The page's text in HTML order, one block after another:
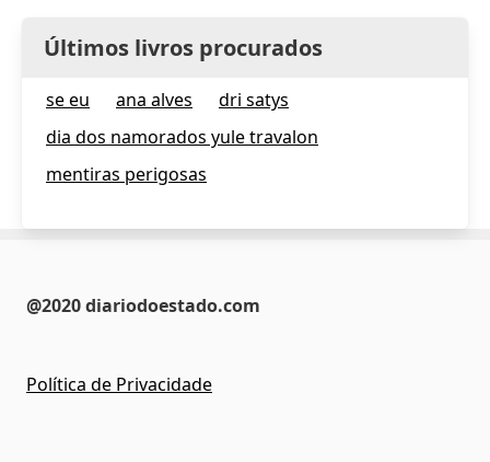
Últimos livros procurados
se eu ana alves
dri satys
dia dos namorados yule travalon
mentiras perigosas
@2020 diariodoestado.com
Política de Privacidade